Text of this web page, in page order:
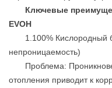
Ключевые
EVOH
1.100% Кислородный
непроницаемость)
Проблема:
отопления приводит к